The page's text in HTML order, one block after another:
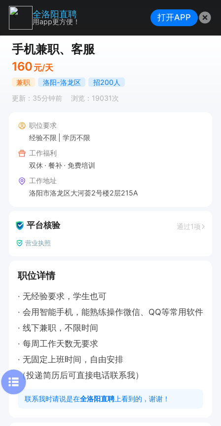
手机兼职、客服
160 元/天
兼职 洛阳-洛龙区
招200人
更新：35分钟前
浏览：19031次
职位要求
经验不限
学历不限
工作福利
双休
餐补
免费培训
工作地址
洛阳市洛龙区大河荟2号楼2层215A
平台核验 通过1项
营业执照
职位详情
· 无经验要求，学生也可
· 会用智能手机，能熟练操作微信、QQ等常用软件
· 线下兼职，不限时间
· 每周工作天数无要求
· 无固定上班时间，自由安排
（投递简历后可直接电话联系我）
联系我时请说是在全洛阳直聘 上看到的，谢谢！
全洛阳直聘
用app更方便！ 打开APP